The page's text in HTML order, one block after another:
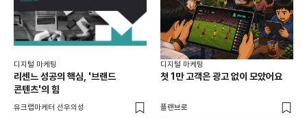
디지털 마케팅
리센느 성공의 핵심, '브랜드
콘텐츠'의 힘
유크랩마케터 선우의성
디지털 마케팅
첫 1만 고객은 광고 없이 모았어요
플랜브로